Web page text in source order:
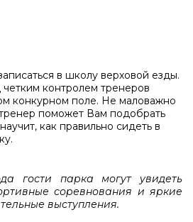
в школу верховой езды.
контролем тренеров
конкурном поле. Не маловажно
поможет Вам подобрать
как правильно сидеть в
гости парка могут увидеть
соревнования и яркие
выступления.